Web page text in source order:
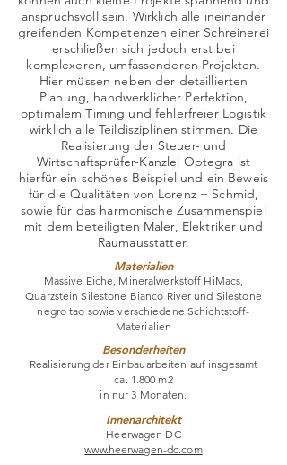
anspruchsvoll sein. Wirklich alle ineinander
greifenden Kompetenzen einer Schreinerei
erschließen sich jedoch erst bei
komplexeren, umfassenderen Projekten.
Hier müssen neben der detaillierten
Planung, handwerklicher Perfektion,
optimalem Timing und fehlerfreier Logistik
wirklich alle Teildisziplinen stimmen. Die
Realisierung der Steuer- und
Wirtschaftsprüfer-Kanzlei Optegra ist
hierfür ein schönes Beispiel und ein Beweis
für die Qualitäten von Lorenz + Schmid,
sowie für das harmonische Zusammenspiel
mit dem beteiligten Maler, Elektriker und
Raumausstatter.
Materialien
Massive Eiche, Mineralwerkstoff HiMacs,
Quarzstein Silestone Bianco River und Silestone
negro tao sowie verschiedene Schichtstoff-
Materialien
Besonderheiten
Realisierung der Einbauarbeiten auf insgesamt
ca. 1.800 m2
in nur 3 Monaten.
Innenarchitekt
Heerwagen DC
www.heerwagen-dc.com